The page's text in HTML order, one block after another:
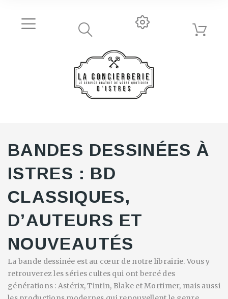
BANDES DESSINÉES À
ISTRES : BD
CLASSIQUES,
D’AUTEURS ET
NOUVEAUTÉS
La bande dessinée est au cœur de notre librairie. Vous y
retrouverez les séries cultes qui ont bercé des
générations : Astérix, Tintin, Blake et Mortimer, mais aussi